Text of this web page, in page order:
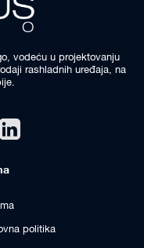
vodeću u projektovanju
rashladnih uređaja, na
politika